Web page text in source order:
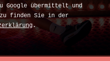
Google übermittelt und
finden Sie in der
.